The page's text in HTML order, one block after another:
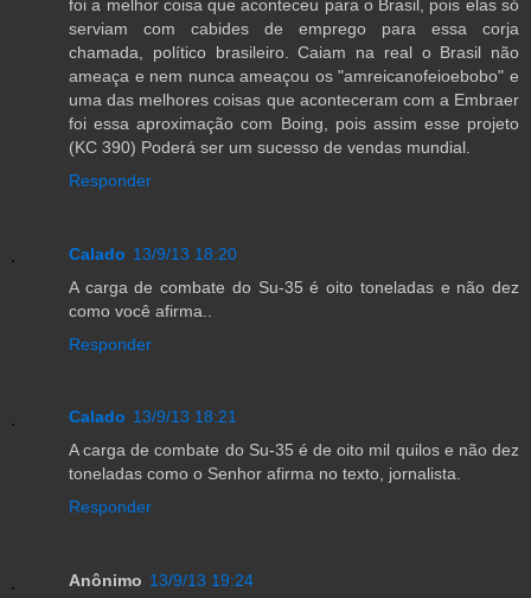
foi a melhor coisa que aconteceu para o Brasil, pois elas só
serviam com cabides de emprego para essa corja
chamada, político brasileiro. Caiam na real o Brasil não
ameaça e nem nunca ameaçou os "amreicanofeioebobo" e
uma das melhores coisas que aconteceram com a Embraer
foi essa aproximação com Boing, pois assim esse projeto
(KC 390) Poderá ser um sucesso de vendas mundial.
Responder
Calado 13/9/13 18:20
A carga de combate do Su-35 é oito toneladas e não dez
como você afirma..
Responder
Calado 13/9/13 18:21
A carga de combate do Su-35 é de oito mil quilos e não dez
toneladas como o Senhor afirma no texto, jornalista.
Responder
Anônimo 13/9/13 19:24